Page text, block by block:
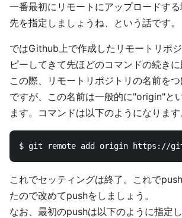
一番最初にリモートにアップロードす
先を指定しましょうね、という話です。
ではGithub上で作成したリモートリポ
ピーしてきて先ほどのコマンドの続きに
この際、リモートリポジトリの名前を
ですが、この名前は一般的に"origin"と
ます。コマンドは以下のようになります
これでセッティングは終了。これで
たので改めてpushをしましょう。
なお、最初のpushは以下のように指定